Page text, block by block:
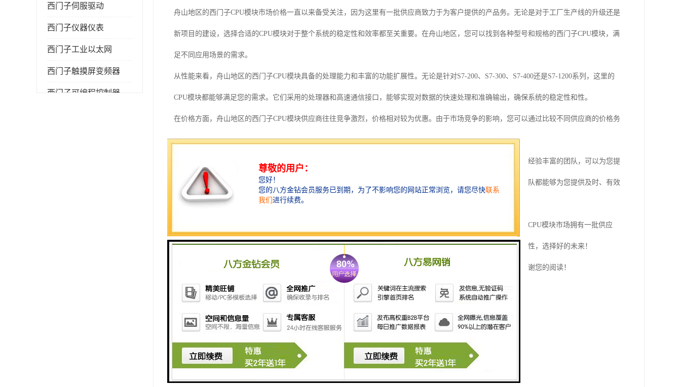
西门子伺服驱动
西门子仪器仪表
西门子工业以太网
西门子触摸屏变频器
西门子可编程控制器
舟山地区的西门子CPU模块市场价格一直以来备受关注，因为这里有一批供应商致力于为客户提供的产品务。无论是对于工厂生产线的升级还是
新项目的建设，选择合适的CPU模块对于整个系统的稳定性和效率都至关重要。在舟山地区，您可以找到各种型号和规格的西门子CPU模块，满
足不同应用场景的需求。
从性能来看，舟山地区的西门子CPU模块具备的处理能力和丰富的功能扩展性。无论是针对S7-200、S7-300、S7-400还是S7-1200系列，这里的
CPU模块都能够满足您的需求。它们采用的处理器和高速通信接口，能够实现对数据的快速处理和准确输出，确保系统的稳定性和性。
在价格方面，舟山地区的西门子CPU模块供应商往往竞争激烈，价格相对较为优惠。由于市场竞争的影响，您可以通过比较不同供应商的价格务
来选择适合自己的产品。同时，这里的供应商还提供质保和售后服务，让您购买放心、使用舒心。
除了价格和性能，舟山地区的西门子CPU模块供应商还注重技术支持和解决方案的提供。他们拥有一支技术娴熟、经验丰富的团队，可以为您提
供咨询、安装调试、维护保养等的服务。无论您是新手还是老手，只要有关西门子CPU模块的任何问题，这里的团队都能够为您提供及时、有效
的支持。
在采购西门子CPU模块时，除了关注价格以外，还要注重产品质量、技术支持和供应商的信誉。舟山地区的西门子CPU模块市场拥有一批供应
商，他们将竭诚为您提供的产品务，帮助您实现工业自动化的梦想。选择舟山的西门子CPU模块，选择品质、选择性，选择好的未来！
如果您对舟山西门子CPU模块价格或相关信息有任何疑问或需求，请随时联系我们，我们将竭诚为您提供帮助。谢谢您的阅读！
http://www.shxuzhim.com
上一篇：无锡西门子PLC模块总代理
下一篇：嘉兴西门子触摸屏